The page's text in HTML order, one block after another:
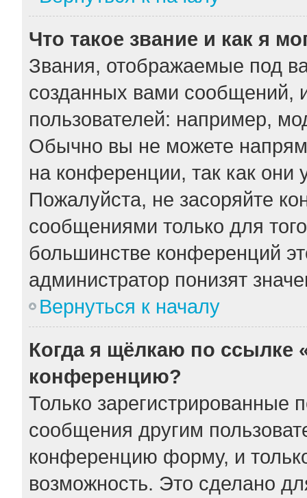
Что такое звание и как я
Звания, отображаемые под
созданных вами сообщений,
пользователей: например,
Обычно вы не можете
на конференции, так как
Пожалуйста, не засоряйте
сообщениями только для
большинстве конференций
администратор понизят
Вернуться к началу
Когда я щёлкаю по ссылке
конференцию?
Только зарегистрированные
сообщения другим
конференцию форму, и
возможность. Это сделано